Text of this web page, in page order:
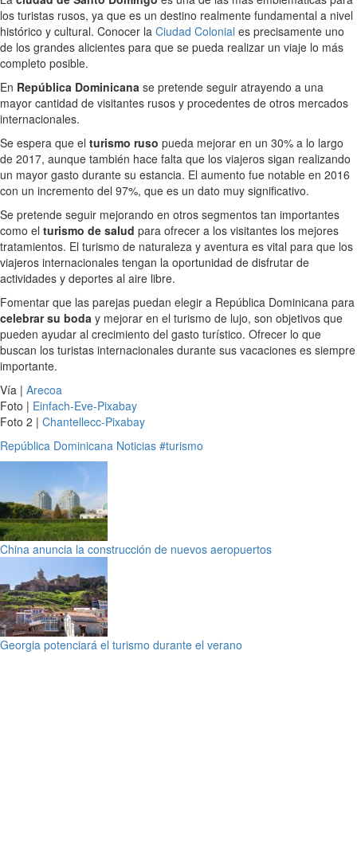
los turistas rusos, ya que es un destino realmente fundamental a nivel
histórico y cultural. Conocer la Ciudad Colonial es precisamente uno
de los grandes alicientes para que se pueda realizar un viaje lo más
completo posible.
En República Dominicana se pretende seguir atrayendo a una
mayor cantidad de visitantes rusos y procedentes de otros mercados
internacionales.
Se espera que el turismo ruso pueda mejorar en un 30% a lo largo
de 2017, aunque también hace falta que los viajeros sigan realizando
un mayor gasto durante su estancia. El aumento fue notable en 2016
con un incremento del 97%, que es un dato muy significativo.
Se pretende seguir mejorando en otros segmentos tan importantes
como el turismo de salud para ofrecer a los visitantes los mejores
tratamientos. El turismo de naturaleza y aventura es vital para que los
viajeros internacionales tengan la oportunidad de disfrutar de
actividades y deportes al aire libre.
Fomentar que las parejas puedan elegir a República Dominicana para
celebrar su boda y mejorar en el turismo de lujo, son objetivos que
pueden ayudar al crecimiento del gasto turístico. Ofrecer lo que
buscan los turistas internacionales durante sus vacaciones es siempre
importante.
Vía | Arecoa
Foto | Einfach-Eve-Pixabay
Foto 2 | Chantellecc-Pixabay
República Dominicana Noticias #turismo
China anuncia la construcción de nuevos aeropuertos
Georgia potenciará el turismo durante el verano